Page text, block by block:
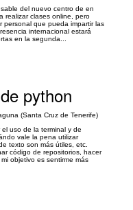
del nuevo centro de en
realizar clases online, pero
personal que pueda impartir las
internacional estará
en la segunda...
python
(Santa Cruz de Tenerife)
uso de la terminal y de
vale la pena utilizar
texto son más útiles, etc.
código de repositorios, hacer
objetivo es sentirme más